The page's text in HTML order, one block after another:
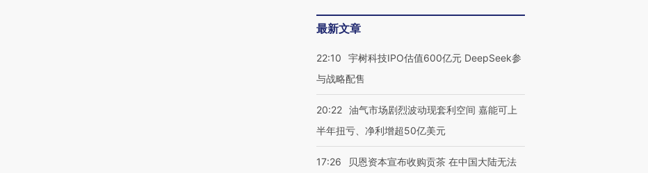
最新文章
22:10
宇树科技IPO估值600亿元 DeepSeek参
与战略配售
20:22 油气市场剧烈波动现套利空间 嘉能可上
半年扭亏、净利增超50亿美元
17:26
贝恩资本宣布收购贡茶 在中国大陆无法